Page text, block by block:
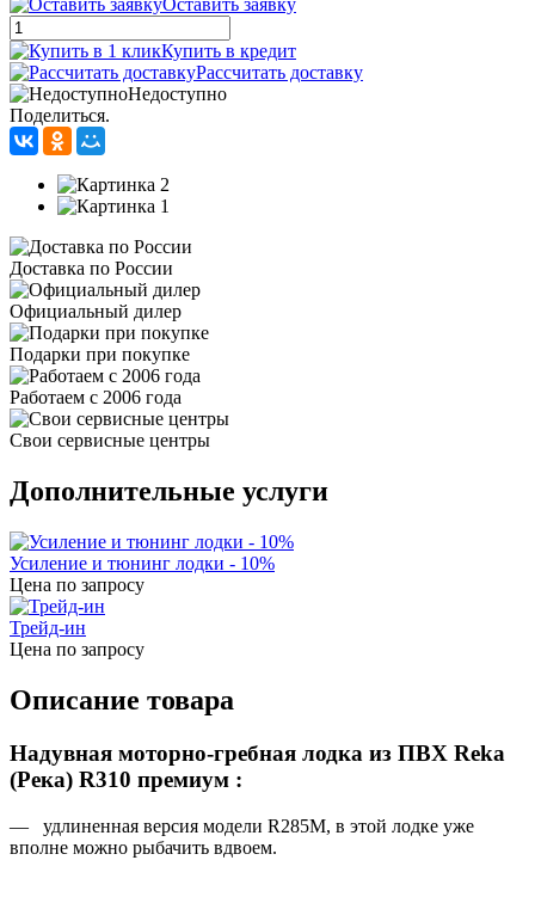
Оставить заявку
Купить в кредит
Рассчитать доставку
Недоступно
Поделиться.
Доставка по России
Официальный дилер
Подарки при покупке
Работаем с 2006 года
Свои сервисные центры
Дополнительные услуги
Усиление и тюнинг лодки - 10%
Цена по запросу
Трейд-ин
Цена по запросу
Описание товара
Надувная моторно-гребная лодка из ПВХ Reka
(Река) R310 премиум :
— удлиненная версия модели R285М, в этой лодке уже
вполне можно рыбачить вдвоем.